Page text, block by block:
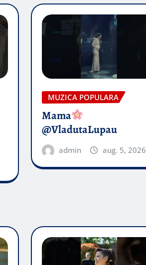
MUZICA POPULARA
Mama
@VladutaLupau
admin aug. 5, 2026